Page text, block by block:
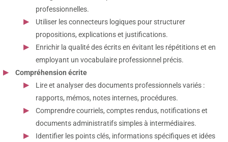
professionnelles.
Utiliser les connecteurs logiques pour structurer
propositions, explications et justifications.
Enrichir la qualité des écrits en évitant les répétitions et en
employant un vocabulaire professionnel précis.
Compréhension écrite
Lire et analyser des documents professionnels variés :
rapports, mémos, notes internes, procédures.
Comprendre courriels, comptes rendus, notifications et
documents administratifs simples à intermédiaires.
Identifier les points clés, informations spécifiques et idées